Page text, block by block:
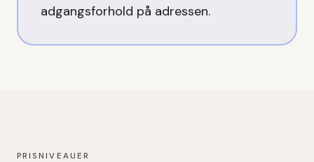
adgangsforhold på adressen.
PRISNIVEAUER